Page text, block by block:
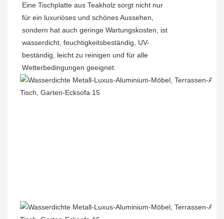
Eine Tischplatte aus Teakholz sorgt nicht nur
für ein luxuriöses und schönes Aussehen,
sondern hat auch geringe Wartungskosten, ist
wasserdicht, feuchtigkeitsbeständig, UV-
beständig, leicht zu reinigen und für alle
Wetterbedingungen geeignet.